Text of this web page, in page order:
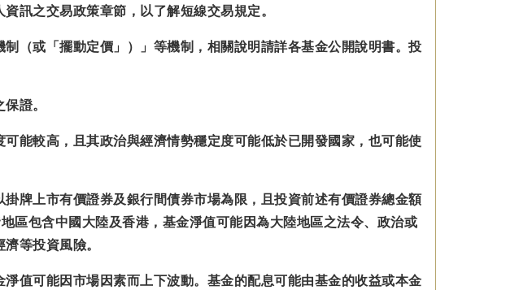
訊之交易政策章節，以了解短線交易規定。
（或「擺動定價」）」等機制，相關說明請詳各基金公開說明書。投
證。
能較高，且其政治與經濟情勢穩定度可能低於已開發國家，也可能使
牌上市有價證券及銀行間債券市場為限，且投資前述有價證券總金額
區包含中國大陸及香港，基金淨值可能因為大陸地區之法令、政治或
等投資風險。
值可能因市場因素而上下波動。基金的配息可能由基金的收益或本金